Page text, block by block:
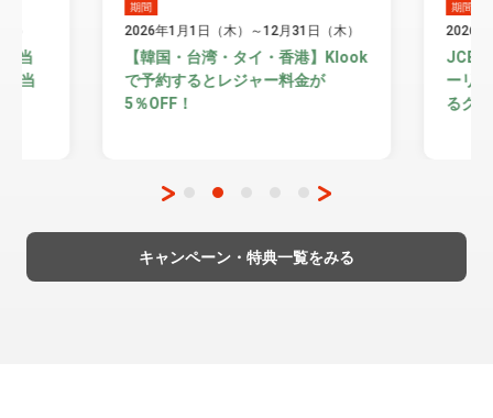
当
相当
期間
2026年1月1日（木）～12月31日（木）
【韓国・台湾・タイ・香港】Klook
で予約するとレジャー料金が
5％OFF！
期間
2026年
JCB
ーリ
るク
キャンペーン・特典一覧をみる